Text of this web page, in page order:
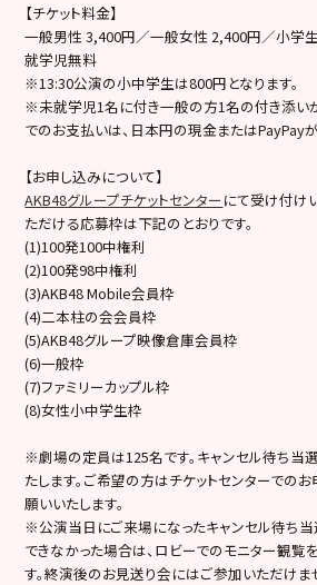
【チケット料金】
一般男性 3,400円／一般女性 2,400円／小学
就学児無料
※13:30公演の小中学生は800円となります。
※未就学児1名に付き一般の方1名の付き添い
でのお支払いは、日本円の現金またはPayPay
【お申し込みについて】
AKB48グループチケットセンター にて受け付け
ただける応募枠は下記のとおりです。
(1)100発100中権利
(2)100発98中権利
(3)AKB48 Mobile会員枠
(4)二本柱の会会員枠
(5)AKB48グループ映像倉庫会員枠
(6)一般枠
(7)ファミリーカップル枠
(8)女性小中学生枠
※劇場の定員は125名です。キャンセル待ち当
たします。ご希望の方はチケットセンターでの
願いいたします。
※公演当日にご来場になったキャンセル待ち当
できなかった場合は、ロビーでのモニター観覧
す。終演後のお見送り会にはご参加いただけま